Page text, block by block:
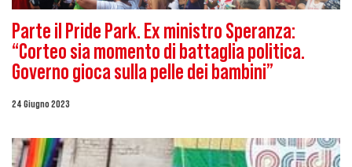
Parte il Pride Park. Ex ministro Speranza:
“Corteo sia momento di battaglia politica.
Governo gioca sulla pelle dei bambini”
24 Giugno 2023